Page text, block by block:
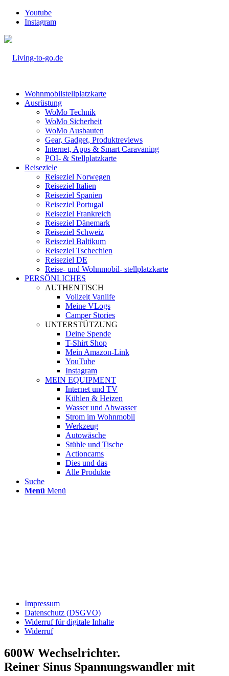
Youtube
Instagram
Wohnmobilstellplatzkarte
Ausrüstung
WoMo Technik
WoMo Sicherheit
WoMo Ausbauten
Gear, Gadget, Produktreviews
Internet, Apps & Smart Caravaning
POI- & Stellplatzkarte
Reiseziele
Reiseziel Norwegen
Reiseziel Italien
Reiseziel Spanien
Reiseziel Portugal
Reiseziel Frankreich
Reiseziel Dänemark
Reiseziel Schweiz
Reiseziel Baltikum
Reiseziel Tschechien
Reiseziel DE
Reise- und Wohnmobil- stellplatzkarte
PERSÖNLICHES
AUTHENTISCH
Vollzeit Vanlife
Meine VLogs
Camper Stories
UNTERSTÜTZUNG
Deine Spende
T-Shirt Shop
Mein Amazon-Link
YouTube
Instagram
MEIN EQUIPMENT
Internet und TV
Kühlen & Heizen
Wasser und Abwasser
Strom im Wohnmobil
Werkzeug
Autowäsche
Stühle und Tische
Actioncams
Dies und das
Alle Produkte
Suche
Menü Menü
Impressum
Datenschutz (DSGVO)
Widerruf für digitale Inhalte
Widerruf
600W Wechselrichter.
Reiner Sinus Spannungswandler mit